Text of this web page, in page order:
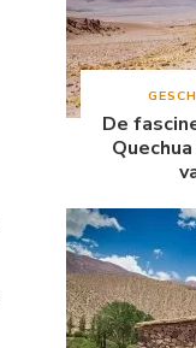
De